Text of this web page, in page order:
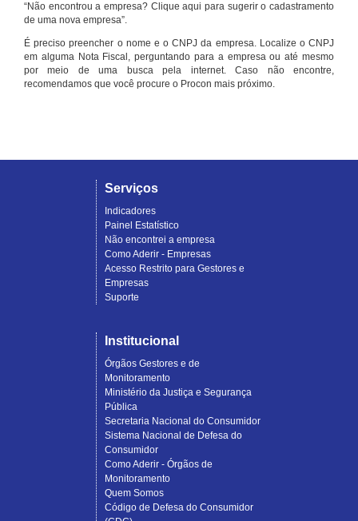
“Não encontrou a empresa? Clique aqui para sugerir o cadastramento
de uma nova empresa”.
É preciso preencher o nome e o CNPJ da empresa. Localize o CNPJ
em alguma Nota Fiscal, perguntando para a empresa ou até mesmo
por meio de uma busca pela internet. Caso não encontre,
recomendamos que você procure o Procon mais próximo.
Serviços
Indicadores
Painel Estatístico
Não encontrei a empresa
Como Aderir - Empresas
Acesso Restrito para Gestores e
Empresas
Suporte
Institucional
Órgãos Gestores e de
Monitoramento
Ministério da Justiça e Segurança
Pública
Secretaria Nacional do Consumidor
Sistema Nacional de Defesa do
Consumidor
Como Aderir - Órgãos de
Monitoramento
Quem Somos
Código de Defesa do Consumidor